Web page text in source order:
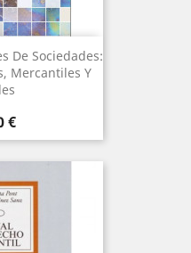
De Sociedades:
Mercantiles Y
€